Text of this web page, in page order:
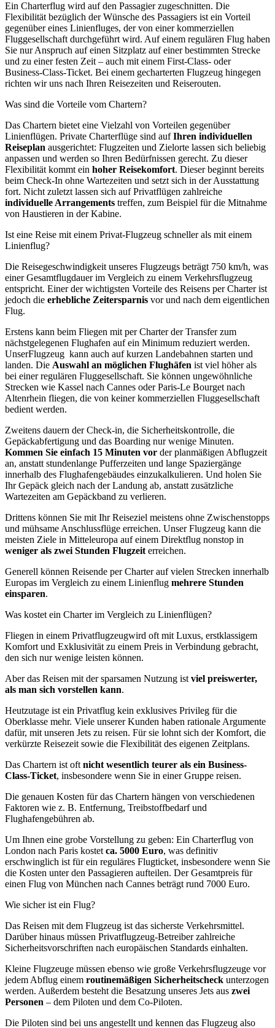
Ein Charterflug wird auf den Passagier zugeschnitten. Die
Flexibilität bezüglich der Wünsche des Passagiers ist ein Vorteil
gegenüber eines Linienfluges, der von einer kommerziellen
Fluggesellschaft durchgeführt wird. Auf einem regulären Flug haben
Sie nur Anspruch auf einen Sitzplatz auf einer bestimmten Strecke
und zu einer festen Zeit – auch mit einem First-Class- oder
Business-Class-Ticket. Bei einem gecharterten Flugzeug hingegen
richten wir uns nach Ihren Reisezeiten und Reiserouten.
Was sind die Vorteile vom Chartern?
Das Chartern bietet eine Vielzahl von Vorteilen gegenüber
Linienflügen. Private Charterflüge sind aufIhren individuellen
Reiseplan ausgerichtet: Flugzeiten und Zielorte lassen sich beliebig
anpassen und werden so Ihren Bedürfnissen gerecht. Zu dieser
Flexibilität kommt ein hoher Reisekomfort. Dieser beginnt bereits
beim Check-In ohne Wartezeiten und setzt sich in der Ausstattung
fort. Nicht zuletzt lassen sich auf Privatflügen zahlreiche
individuelle Arrangements treffen, zum Beispiel für die Mitnahme
von Haustieren in der Kabine.
Ist eine Reise mit einem Privat-Flugzeug schneller als mit einem
Linienflug?
Die Reisegeschwindigkeit unseres Flugzeugs beträgt 750 km/h, was
einer Gesamtflugdauer im Vergleich zu einem Verkehrsflugzeug
entspricht. Einer der wichtigsten Vorteile des Reisens per Charter ist
jedoch die erhebliche Zeitersparnis vor und nach dem eigentlichen
Flug.
Erstens kann beim Fliegen mit per Charter der Transfer zum
nächstgelegenen Flughafen auf ein Minimum reduziert werden.
UnserFlugzeug kann auch auf kurzen Landebahnen starten und
landen. Die Auswahl an möglichen Flughäfen ist viel höher als
bei einer regulären Fluggesellschaft. Sie können ungewöhnliche
Strecken wie Kassel nach Cannes oder Paris-Le Bourget nach
Altenrhein fliegen, die von keiner kommerziellen Fluggesellschaft
bedient werden.
Zweitens dauern der Check-in, die Sicherheitskontrolle, die
Gepäckabfertigung und das Boarding nur wenige Minuten.
Kommen Sie einfach 15 Minuten vor der planmäßigen Abflugzeit
an, anstatt stundenlange Pufferzeiten und lange Spaziergänge
innerhalb des Flughafengebäudes einzukalkulieren. Und holen Sie
Ihr Gepäck gleich nach der Landung ab, anstatt zusätzliche
Wartezeiten am Gepäckband zu verlieren.
Drittens können Sie mit Ihr Reiseziel meistens ohne Zwischenstopps
und mühsame Anschlussflüge erreichen. Unser Flugzeug kann die
meisten Ziele in Mitteleuropa auf einem Direktflug nonstop in
weniger als zwei Stunden Flugzeit erreichen.
Generell können Reisende per Charter auf vielen Strecken innerhalb
Europas im Vergleich zu einem Linienflug mehrere Stunden
einsparen.
Was kostet ein Charter im Vergleich zu Linienflügen?
Fliegen in einem Privatflugzeugwird oft mit Luxus, erstklassigem
Komfort und Exklusivität zu einem Preis in Verbindung gebracht,
den sich nur wenige leisten können.
Aber das Reisen mit der sparsamen Nutzung ist viel preiswerter,
als man sich vorstellen kann.
Heutzutage ist ein Privatflug kein exklusives Privileg für die
Oberklasse mehr. Viele unserer Kunden haben rationale Argumente
dafür, mit unseren Jets zu reisen. Für sie lohnt sich der Komfort, die
verkürzte Reisezeit sowie die Flexibilität des eigenen Zeitplans.
Das Chartern ist oft nicht wesentlich teurer als ein Business-
Class-Ticket, insbesondere wenn Sie in einer Gruppe reisen.
Die genauen Kosten für das Chartern hängen von verschiedenen
Faktoren wie z. B. Entfernung, Treibstoffbedarf und
Flughafengebühren ab.
Um Ihnen eine grobe Vorstellung zu geben: Ein Charterflug von
London nach Paris kostet ca. 5000 Euro, was definitiv
erschwinglich ist für ein reguläres Flugticket, insbesondere wenn Sie
die Kosten unter den Passagieren aufteilen. Der Gesamtpreis für
einen Flug von München nach Cannes beträgt rund 7000 Euro.
Wie sicher ist ein Flug?
Das Reisen mit dem Flugzeug ist das sicherste Verkehrsmittel.
Darüber hinaus müssen Privatflugzeug-Betreiber zahlreiche
Sicherheitsvorschriften nach europäischen Standards einhalten.
Kleine Flugzeuge müssen ebenso wie große Verkehrsflugzeuge vor
jedem Abflug einem routinemäßigen Sicherheitscheck unterzogen
werden. Außerdem besteht die Besatzung unseres Jets aus zwei
Personen – dem Piloten und dem Co-Piloten.
Die Piloten sind bei uns angestellt und kennen das Flugzeug also